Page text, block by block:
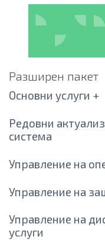
Разширен пакет
Основни услуги +
Редовни
система
Управление на
Управление на
Управление на
услуги